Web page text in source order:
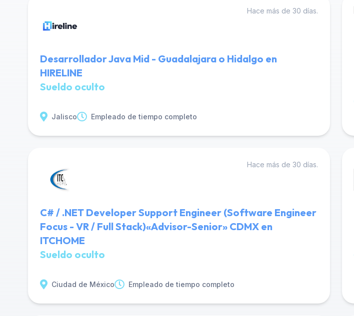
Hace más de 30 días.
Desarrollador Java Mid - Guadalajara o Hidalgo en
HIRELINE
Sueldo oculto
Jalisco Empleado de tiempo completo
Hace más de 30 días.
C# / .NET Developer Support Engineer (Software Engineer
Focus - VR / Full Stack)«Advisor-Senior» CDMX en
ITCHOME
Sueldo oculto
Ciudad de México Empleado de tiempo completo